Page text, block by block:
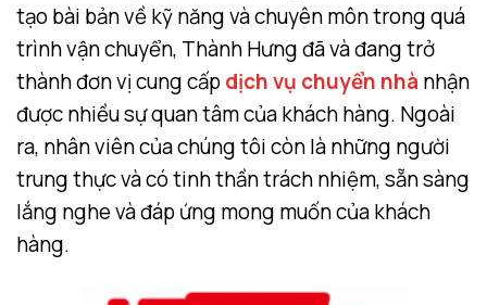
tạo bài bản về kỹ năng và chuyên môn trong quá
trình vận chuyển, Thành Hưng đã và đang trở
thành đơn vị cung cấpdịch vụ chuyển nhà nhận
được nhiều sự quan tâm của khách hàng. Ngoài
ra, nhân viên của chúng tôi còn là những người
trung thực và có tinh thần trách nhiệm, sẵn sàng
lắng nghe và đáp ứng mong muốn của khách
hàng.